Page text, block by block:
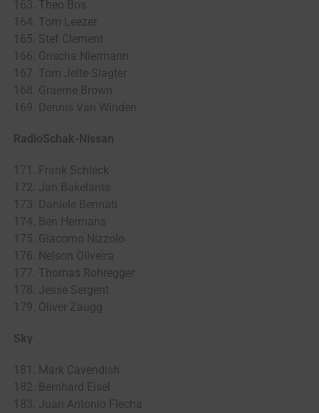
163. Theo Bos
164. Tom Leezer
165. Stef Clement
166. Grischa Niermann
167. Tom Jelte-Slagter
168. Graeme Brown
169. Dennis Van Winden
RadioSchak-Nissan
171. Frank Schleck
172. Jan Bakelants
173. Daniele Bennati
174. Ben Hermans
175. Giacomo Nizzolo
176. Nelson Oliveira
177. Thomas Rohregger
178. Jesse Sergent
179. Oliver Zaugg
Sky
181. Mark Cavendish
182. Bernhard Eisel
183. Juan Antonio Flecha